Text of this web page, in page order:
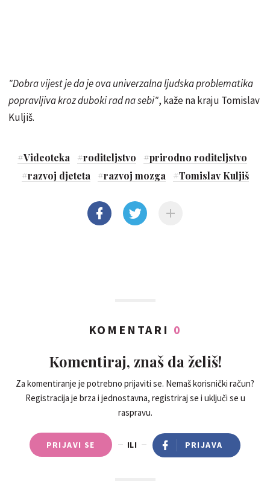
"Dobra vijest je da je ova univerzalna ljudska problematika
popravljiva kroz duboki rad na sebi", kaže na kraju Tomislav
Kuljiš.
#Videoteka #roditeljstvo #prirodno roditeljstvo
#razvoj djeteta #razvoj mozga #Tomislav Kuljiš
KOMENTARI 0
Komentiraj, znaš da želiš!
Za komentiranje je potrebno prijaviti se. Nemaš korisnički račun?
Registracija je brza i jednostavna, registriraj se i uključi se u
raspravu.
PRIJAVI SE ILI PRIJAVA